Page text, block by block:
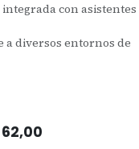
con asistentes
a diversos entornos de
62,00